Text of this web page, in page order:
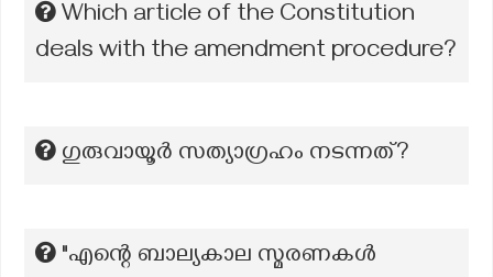
Which article of the Constitution
deals with the amendment procedure?
ഗുരുവായൂര്‍ സത്യാഗ്രഹം നടന്നത്?
"എന്റെ ബാല്യകാല സ്മരണകൾ